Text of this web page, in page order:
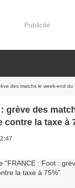
Publicité
des matchs le week-end du 30
grève des
contre la taxe à